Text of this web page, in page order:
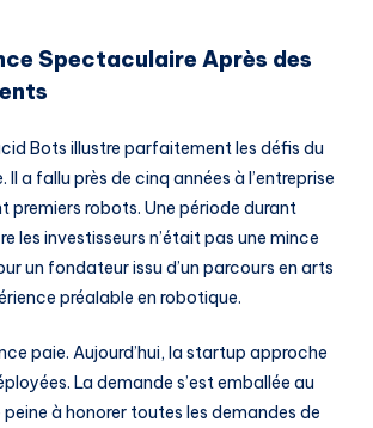
Spectaculaire Après des
Bots illustre parfaitement les défis du
a fallu près de cinq années à l’entreprise
premiers robots. Une période durant
les investisseurs n’était pas une mince
un fondateur issu d’un parcours en arts
préalable en robotique.
paie. Aujourd’hui, la startup approche
La demande s’est emballée au
peine à honorer toutes les demandes de